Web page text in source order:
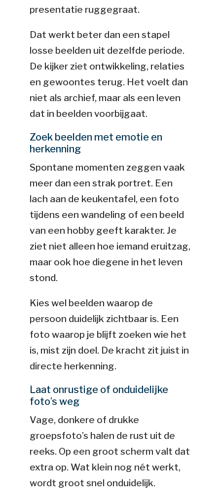
presentatie ruggegraat.
Dat werkt beter dan een stapel
losse beelden uit dezelfde periode.
De kijker ziet ontwikkeling, relaties
en gewoontes terug. Het voelt dan
niet als archief, maar als een leven
dat in beelden voorbijgaat.
Zoek beelden met emotie en
herkenning
Spontane momenten zeggen vaak
meer dan een strak portret. Een
lach aan de keukentafel, een foto
tijdens een wandeling of een beeld
van een hobby geeft karakter. Je
ziet niet alleen hoe iemand eruitzag,
maar ook hoe diegene in het leven
stond.
Kies wel beelden waarop de
persoon duidelijk zichtbaar is. Een
foto waarop je blijft zoeken wie het
is, mist zijn doel. De kracht zit juist in
directe herkenning.
Laat onrustige of onduidelijke
foto’s weg
Vage, donkere of drukke
groepsfoto’s halen de rust uit de
reeks. Op een groot scherm valt dat
extra op. Wat klein nog nét werkt,
wordt groot snel onduidelijk.